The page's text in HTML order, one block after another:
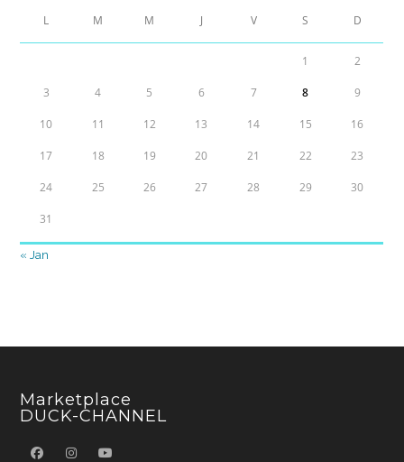
L M M J V S D
1 2
3 4 5 6 7 8 9
10 11 12 13 14 15 16
17 18 19 20 21 22 23
24 25 26 27 28 29 30
31
« Jan
Marketplace
DUCK-CHANNEL